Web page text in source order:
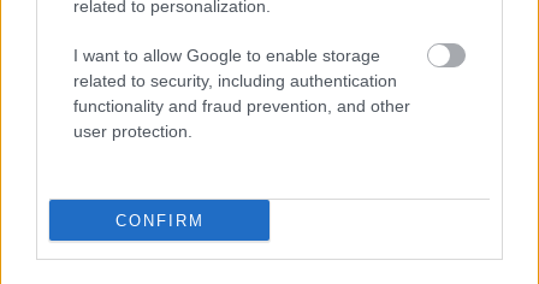
related to personalization.
I want to allow Google to enable storage
related to security, including authentication
functionality and fraud prevention, and other
user protection.
CONFIRM